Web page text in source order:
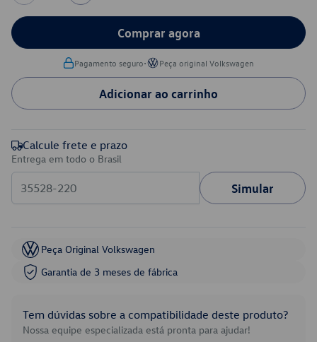
Comprar agora
Pagamento seguro• Peça original Volkswagen
Adicionar ao carrinho
Calcule frete e prazo
Entrega em todo o Brasil
Simular
Peça Original Volkswagen
Garantia de 3 meses de fábrica
Tem dúvidas sobre a compatibilidade deste produto?
Nossa equipe especializada está pronta para ajudar!